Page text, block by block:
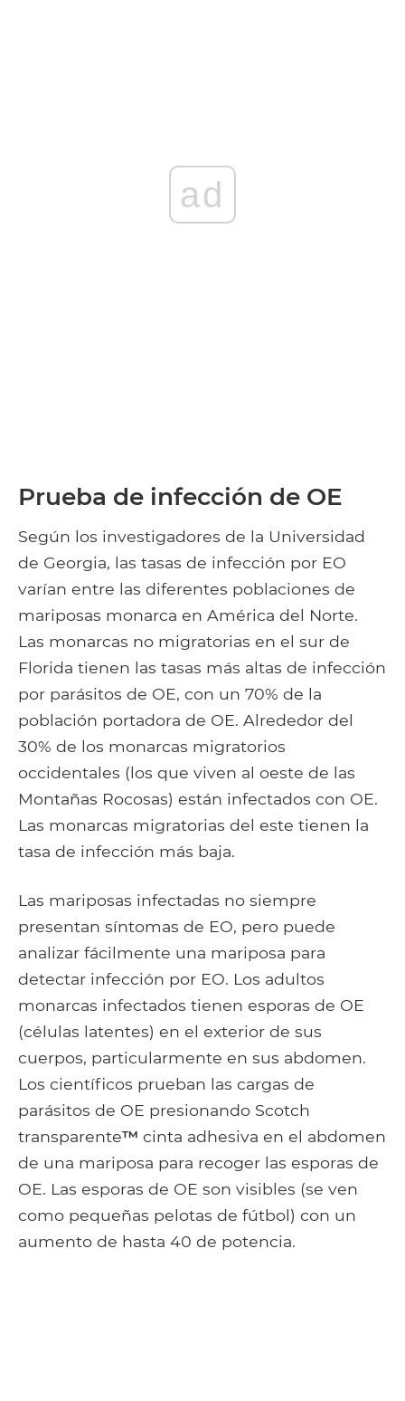
ad
Prueba de infección de OE
Según los investigadores de la Universidad
de Georgia, las tasas de infección por EO
varían entre las diferentes poblaciones de
mariposas monarca en América del Norte.
Las monarcas no migratorias en el sur de
Florida tienen las tasas más altas de infección
por parásitos de OE, con un 70% de la
población portadora de OE. Alrededor del
30% de los monarcas migratorios
occidentales (los que viven al oeste de las
Montañas Rocosas) están infectados con OE.
Las monarcas migratorias del este tienen la
tasa de infección más baja.
Las mariposas infectadas no siempre
presentan síntomas de EO, pero puede
analizar fácilmente una mariposa para
detectar infección por EO. Los adultos
monarcas infectados tienen esporas de OE
(células latentes) en el exterior de sus
cuerpos, particularmente en sus abdomen.
Los científicos prueban las cargas de
parásitos de OE presionando Scotch
transparente™ cinta adhesiva en el abdomen
de una mariposa para recoger las esporas de
OE. Las esporas de OE son visibles (se ven
como pequeñas pelotas de fútbol) con un
aumento de hasta 40 de potencia.